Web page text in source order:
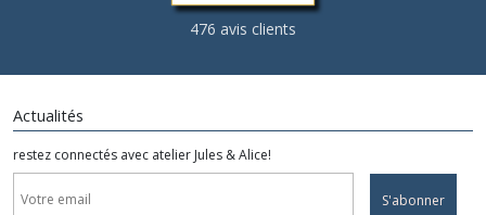
476 avis clients
Actualités
restez connectés avec atelier Jules & Alice!
S'abonner